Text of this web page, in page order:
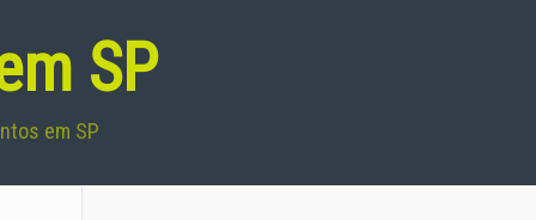
SP
em SP